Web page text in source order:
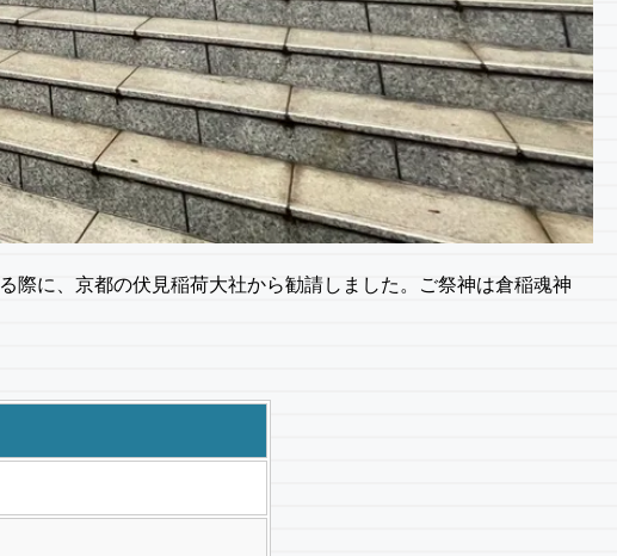
際に、京都の伏見稲荷大社から勧請しました。ご祭神は倉稲魂神